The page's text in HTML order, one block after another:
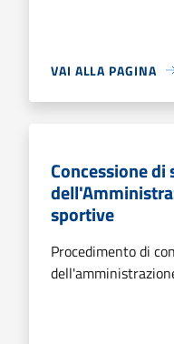
VAI ALLA PAGINA
Concessione
sportive
Procedimento di